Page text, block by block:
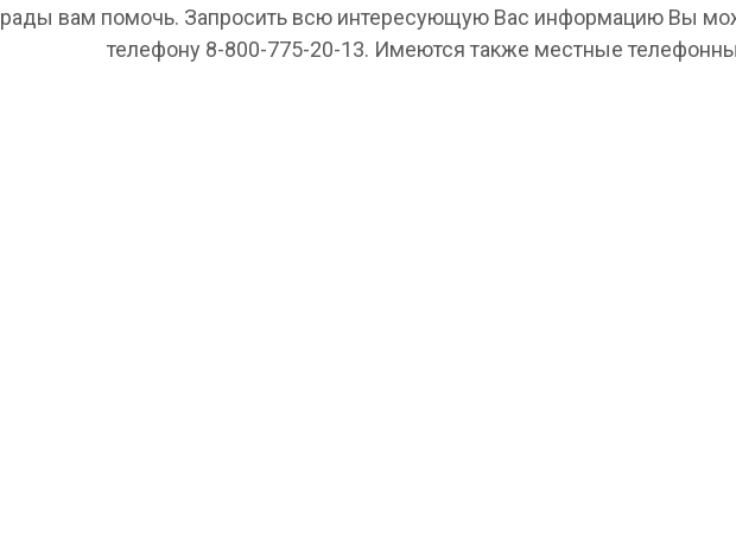
рады вам помочь. Запросить всю интересующую Вас информацию Вы
телефону 8-800-775-20-13. Имеются также местные